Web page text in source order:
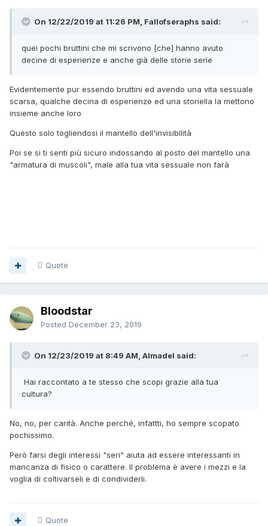
On 12/22/2019 at 11:26 PM, Fallofseraphs said:
quei pochi bruttini che mi scrivono [che] hanno avuto
decine di esperienze e anche già delle storie serie
Evidentemente pur essendo bruttini ed avendo una vita sessuale
scarsa, qualche decina di esperienze ed una storiella la mettono
insieme anche loro
Questo solo togliendosi il mantello dell'invisibilità
Poi se si ti senti più sicuro indossando al posto del mantello una
"armatura di muscoli", male alla tua vita sessuale non farà
Quote
Bloodstar
Posted December 23, 2019
On 12/23/2019 at 8:49 AM, Almadel said:
Hai raccontato a te stesso che scopi grazie alla tua
cultura?
No, no, per carità. Anche perché, infattti, ho sempre scopato
pochissimo.
Però farsi degli interessi "seri" aiuta ad essere interessanti in
mancanza di fisico o carattere. Il problema è avere i mezzi e la
voglia di coltivarseli e di condividerli.
Quote